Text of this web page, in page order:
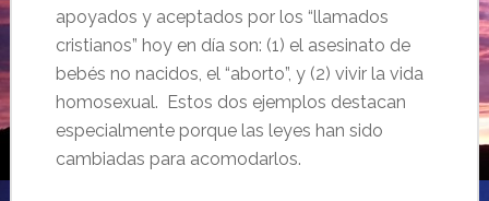
apoyados y aceptados por los “llamados
cristianos” hoy en día son: (1) el asesinato de
bebés no nacidos, el “aborto”, y (2) vivir la vida
homosexual. Estos dos ejemplos destacan
especialmente porque las leyes han sido
cambiadas para acomodarlos.